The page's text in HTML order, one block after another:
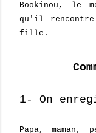
Bookinou, le
qu'il rencontre
fille.
1- On
Papa, maman,